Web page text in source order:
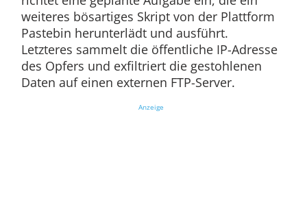
weiteres bösartiges Skript von der Plattform
Pastebin herunterlädt und ausführt.
Letzteres sammelt die öffentliche IP-Adresse
des Opfers und exfiltriert die gestohlenen
Daten auf einen externen FTP-Server.
Anzeige